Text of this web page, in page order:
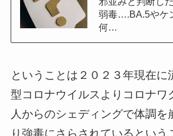
弱毒….BA.5やケ
何…
ということは２０２３年現在に
型コロナウイルスよりコロナワ
人からのシェディングで体調を
り強毒にさらされているという